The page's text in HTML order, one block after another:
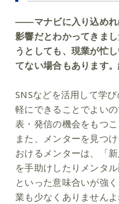
――マナビに入り込めれ
影響だとわかってきま
うとしても、現業が忙
てない場合もあります
SNSなどを活用して学
軽にできることでよい
表・発信の機会をもつこ
また、メンターを見つ
おけるメンターは、「
を手助けしたりメンタ
といった意味合いが強
業も少なくありませんよ